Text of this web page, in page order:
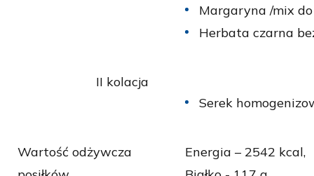
Margaryna /mix
Herbata czarna
II kolacja
Serek
Wartość odżywcza
Energia – 2542 kcal,